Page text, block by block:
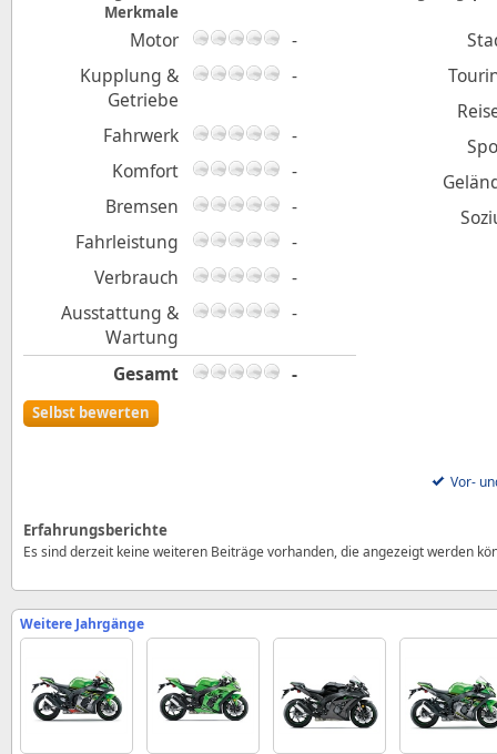
Merkmale
Motor
-
Kupplung &
Getriebe
-
Fahrwerk
-
Komfort
-
Bremsen
-
Fahrleistung
-
Verbrauch
-
Ausstattung &
Wartung
-
Gesamt -
Selbst bewerten
Vor-
Erfahrungsberichte
Es sind derzeit keine weiteren Beiträge vorhanden, die angezeigt werden
Weitere Jahrgänge